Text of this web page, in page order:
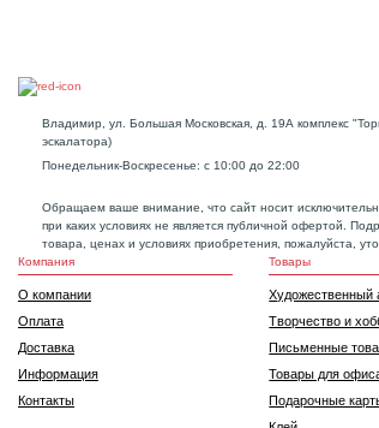
Владимир, ул. Большая Московская, д. 19А комплекс
эскалатора)
Понедельник-Воскресенье: с 10:00 до 22:00
Обращаем ваше внимание, что сайт носит
при каких условиях не является публичной офертой.
товара, ценах и условиях приобретения, пожалуйста,
Компания
О компании
Оплата
Доставка
Информация
Контакты
Товары
Художественный
Творчество и
Письменные
Товары для
Подарочные